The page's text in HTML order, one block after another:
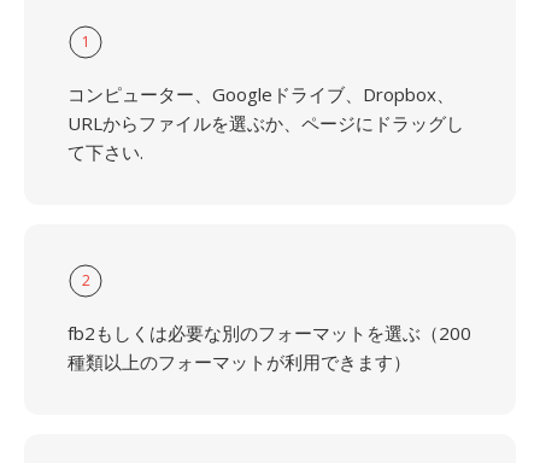
1
コンピューター、Googleドライブ、Dropbox、
URLからファイルを選ぶか、ページにドラッグし
て下さい.
2
fb2もしくは必要な別のフォーマットを選ぶ（200
種類以上のフォーマットが利用できます）